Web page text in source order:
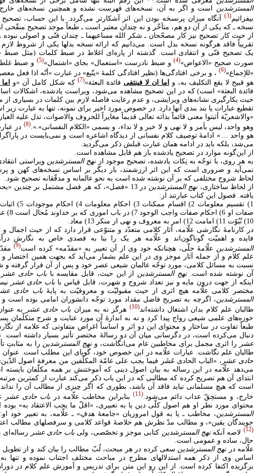
المسترشدین است و اگر به آن، نسخه‌های فهرست نشده و همچنین نسخه‌های خارج
بیفزائیم 3
آنگاه میزان پرنسخه بودن این اثر آشکارتر می‌گردد. با این حساب،
نسخه ـ که یکی از آن دو هم، متأخّر و نه چندان معتبر است ـ طبعاً موجد تصحیح منقّحی
از حیث کار تصحیح نیز کار مصحّحان ـ شکر الله مساعیهما ـ چندان فنّی و اصولی نبوده
تقریباً فاقد هرگونه نسخه بدل است. می‌دانیم که ارائه نسخه بدلها یکی از شروط لازم
یک تصحیح فنّی و انتقادی است. گذشته از پاره‌ای اغلاط در ضبط کلمات (مثل ضبط
صورت صحیح «الاعواض» 4 و ضبط نادرست «استعمال» بجای «اشتمال» 5
و ضبط غلط
«للإجماع» 6
، و برخی افتادگی‌ها (نظیر افتادگی کلمۀ «یتّبع» در عبارت «أنّه اذا فعل
هو قبیح لا یقع التکلیف به، و
اما ان لا فینتفی فائدة البعثة» 7 که شکل کامل آن «و
فائدة البعثة» است) که در این تصحیح مشاهده می‌شود، ویراست یادشده، اشکالات
حیث بکارگیری نشانه‌های ویرایشی، و عدم رعایت فاصله لازم بین کلمات در بسیاری از
تقطیع عبارات یا بند بندی آنها دارد. در خصوص مورد اخیر برای نمونه، تنها به عبارت زیر
«والاشعریّة أثبتوا معنی قائماً بذاته تعالی قدیماً مغایراً للحروف والاصوات، تدل علیه
وهو واحد، لیس بأمر و لا نهی و لا خبر و لا نداء، و یسمی «الکلام النفسانی».». 8
در
هو واحد ... » ادامۀ توصیف کلام نفسانی از دیدگاه اشاعره است و نمی‌بایست در
می‌شد، بلکه باید در ادامه همان عبارت قبلش ذکر می‌گردید.
از این‌گونه موارد در تصحیح یادشده باز هم قابل مشاهده است.
به هر روی، با توجّه به نِکات یادشده، تصحیح موجود ازنهج المسترشدین ویراستی
نمی‌آید و ضروری است که این اثر ارزشمند، بار دیگر بر اساس نسخه‌های کهن و
لحاظ شروح مختلفی که بر آن نوشته شده است به نحو عالمانه و مدقّقانه تصحیح شود.
از لحاظ ساختاری،نهج المسترشدین
در 13 «فصل»، که هر فصل مشتمل بر چندین
یافته. فصول این کتاب عبارتند از:
1) تقسیم معلومات 2)
10) نُبُوّت 11) امامت 12) امر به معروف و نهی از منکر 13) معاد.
در کارنامۀ نگارشی علّامه، آثار کلامی متعدّد و متنوّعی قرار دارد که از حیث
فایده و اهمیّت گوناگون‌اند و علّامه هر یک را بنا به قصدی خاص به نگارش
المسترشدین علّامۀ حلّی، هچنانکه خود وی از آن تعبیر به «مقدّمه» کرده است 9
علم کلام و از جمله آثار موجز وی در این علم بشمار می‌آید که بجهت همین اختصار
نسبت به مسائل کلامی، مورد توجّه عالمان شیعی عصر خود و پس از آن قرار گرفته و
آن نوشته شده است.نهج المسترشدین از این حیث، قابل مقایسه باباب حادی عشر
اینکه از جهت درون مایه و نیز تعداد شروح و شهرت، قابل قیاس با باب حادی عشر
مختصر کلامی علّامه هیچ اثری از حیث مقبولیّت و معروفیّت به پایۀباب حادی
المسترشدین، اگرچه به تصریح فاضل مقداد مورد توجّه دانشوران امامی بوده است
طالبان علم کلام بدان اشتغال داشته‌اند 10 هرگز نه به میزان باب حادی عشر
به
حوزه‌های علمی شیعی رواج پیدا کرد و نه به اندازۀ آن مورد عنایت و شرح متکلّمان
طبعاً تفاوت در ساختار و محتوای این دو اثر و اساساً اغراض متفاوتی که علامه از
دنبال می‌کرده است، در دگرسانی میان آن دو رسالۀ مختصر تأثیر بسیار داشته است.
عشر را اثری مجمل برای مخاطبین عام می‌انگاشت، ونهج المسترشدین را به مثابتِ
طالبان علم نگاشت. عبارات علّامه در این خصوص خود، گویای این مطلب است. عنوان
حادی عشر ، «الباب الحادی عَشَر فیما یجب علی عامّة المکلّفین من معرفة اصول
می‌دهد علّامه در این رساله به بیان اصول دینی که آموختنش بر همه مکلّفان بایسته
ابتدای آن هم تصریح کرده که مطالبی که در این باب ذکر می‌کند عبارت از کمترین
است که هیچ مسلمانی نباید فاقد آن باشد، بطوری که اگر چیزی از مطالب آن را
خارج، و مستحِقّ عذاب دائم می‌شود. 11 بنابراین مخاطب علّامه در باب حادی عشر
محتوای مورد نظر او هم اصول کلّی دین یا به تعبیری، «اقلّ ما یجب الاعتقاد به»
المسترشدین، مخاطب ـ یا به قول امروزیان «جامعۀ هدفِ» ـ علّامه، به تعبیر خود
جویندگان یقین»، و مطالب مدّ نظرش هم خلاصۀ قواعد کلامی و سرفصلهای مطالب
12 لاصه آنکهنهج المسترشدین کتابی موجز و تخصّصی، ولی باب حادی عشر
حال، ساده و عمومی است.
علّامه درنهج المسترشدین سعی کرده در هر مبحث، لُبّ مطالب را بیان کند و از تطویل
اساس وی از ذکر همه استدلالهای مطرح در مباحث مختلف اجتناب نموده و تنها به
برگزیده اکتفا کرده است. از این رو این متن برای تدریس و آموزش علم کلام در